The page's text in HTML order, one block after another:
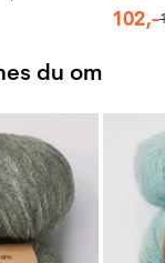
102,-
du om